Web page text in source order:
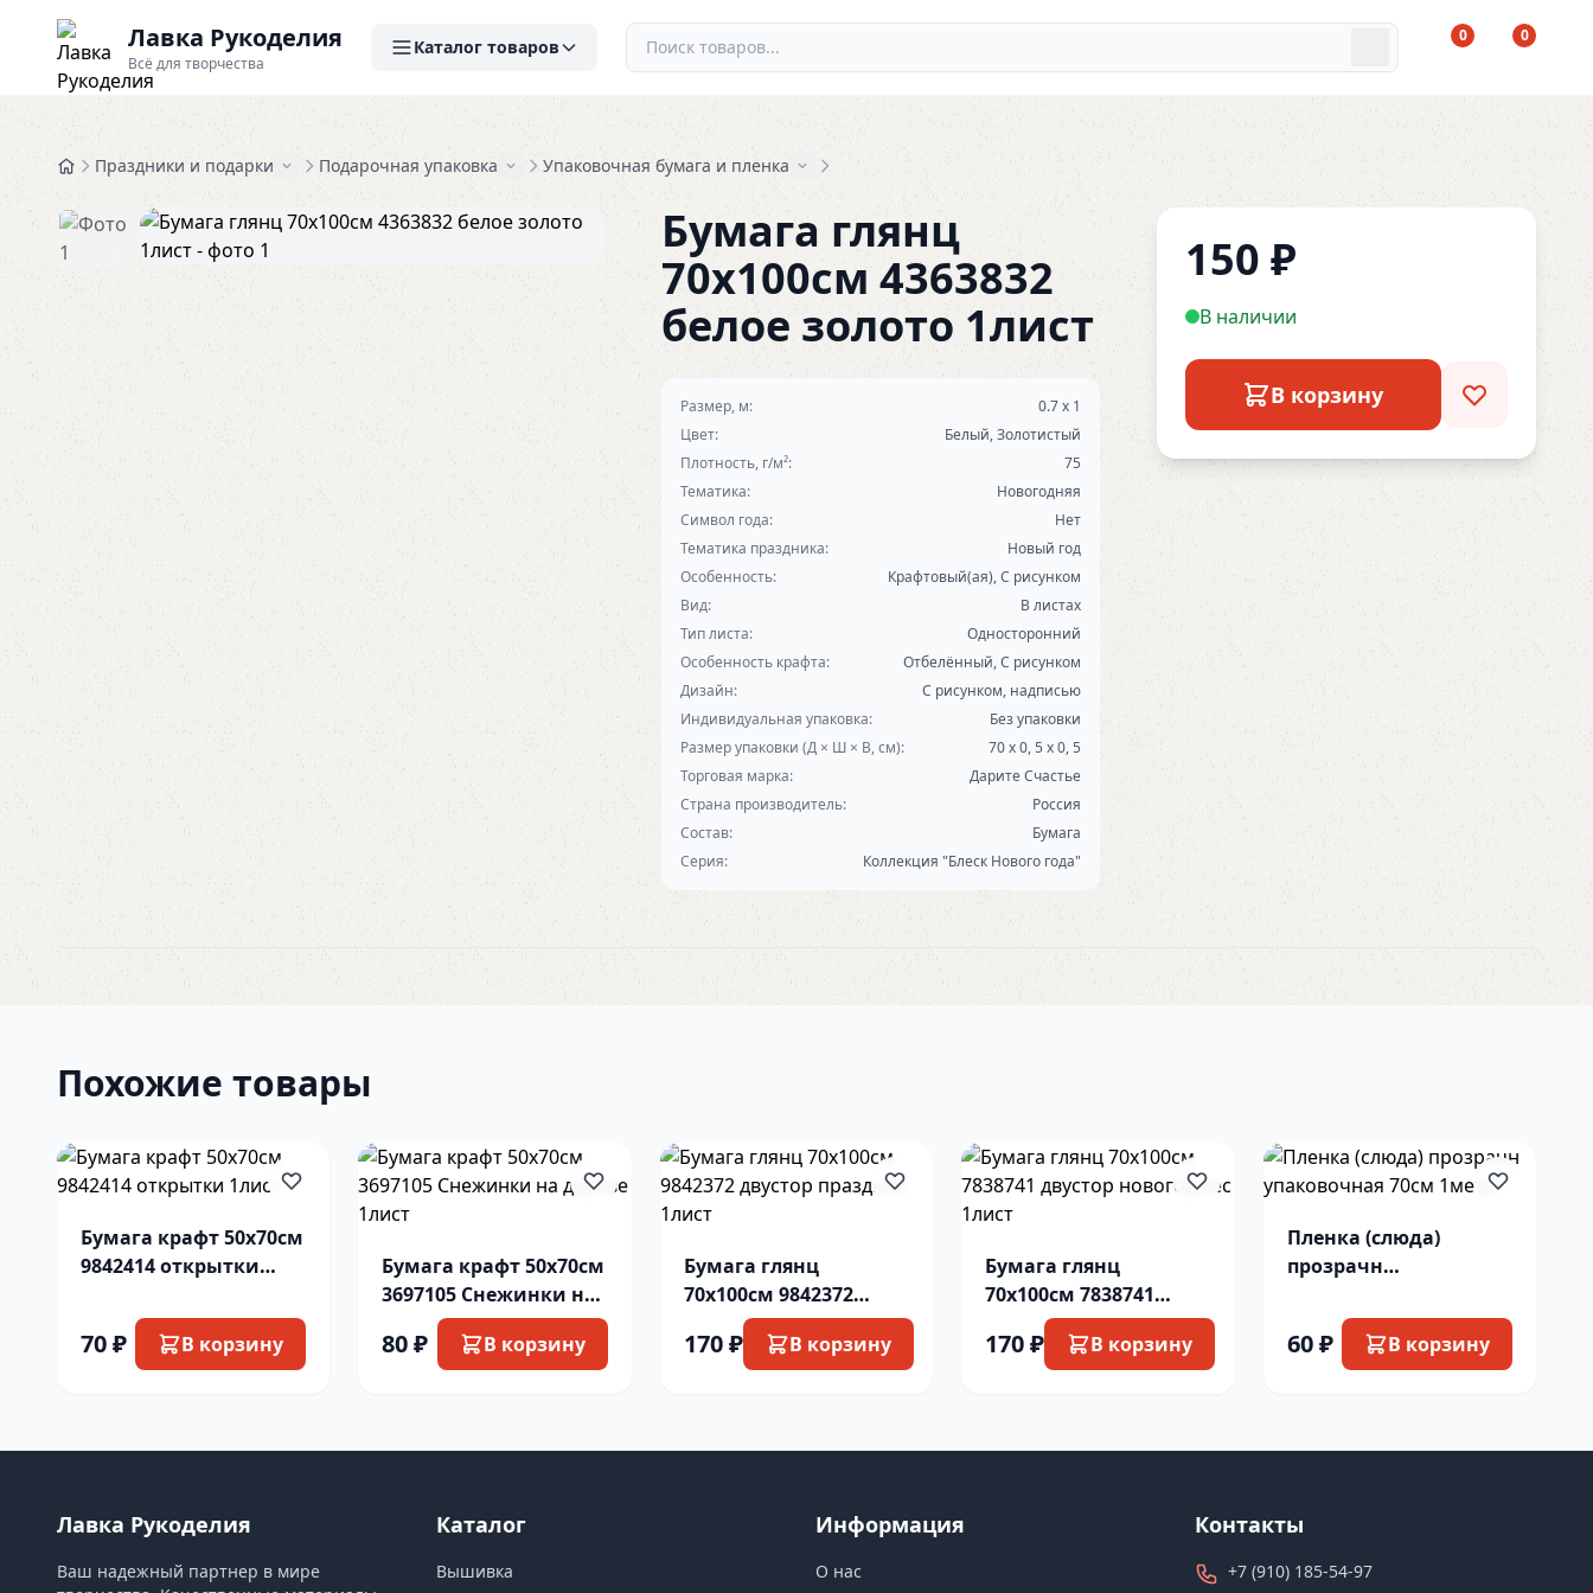
Лавка Рукоделия
Всё для творчества
Каталог товаров
0 0
Праздники и подарки Подарочная упаковка Упаковочная бумага и пленка
Бумага глянц
70х100см 4363832
белое золото 1лист
Размер, м:
0.7 х 1
Цвет:
Белый, Золотистый
Плотность, г/м²:
75
Тематика:
Новогодняя
Символ года:
Нет
Тематика праздника:
Новый год
Особенность:
Крафтовый(ая), С рисунком
Вид:
В листах
Тип листа:
Односторонний
Особенность крафта:
Отбелённый, С рисунком
Дизайн:
С рисунком, надписью
Индивидуальная упаковка:
Без упаковки
Размер упаковки (Д × Ш × В, см):
70 х 0, 5 х 0, 5
Торговая марка:
Дарите Счастье
Страна производитель:
Россия
Состав:
Бумага
Серия:
Коллекция "Блеск Нового года"
150 ₽
В наличии
В корзину
Похожие товары
Бумага крафт 50х70см
9842414 открытки
70 ₽ В корзину
Бумага крафт 50х70см
3697105 Снежинки на
дереве 1лист
80 ₽ В корзину
Бумага глянц
70х100см 9842372
двустор праздник
1лист
170 ₽ В корзину
Бумага глянц
70х100см 7838741
двустор новогод лес
1лист
170 ₽ В корзину
Пленка (слюда)
прозрачн
1метр
60 ₽ В корзину
Лавка Рукоделия
Ваш надежный партнер в мире
Каталог
Вышивка
Информация
О нас
Контакты
+7 (910) 185-54-97